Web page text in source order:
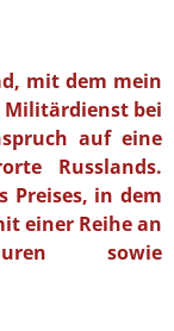
mit dem mein
Militärdienst bei
auf eine
Russlands.
Preises, in dem
einer Reihe an
sowie